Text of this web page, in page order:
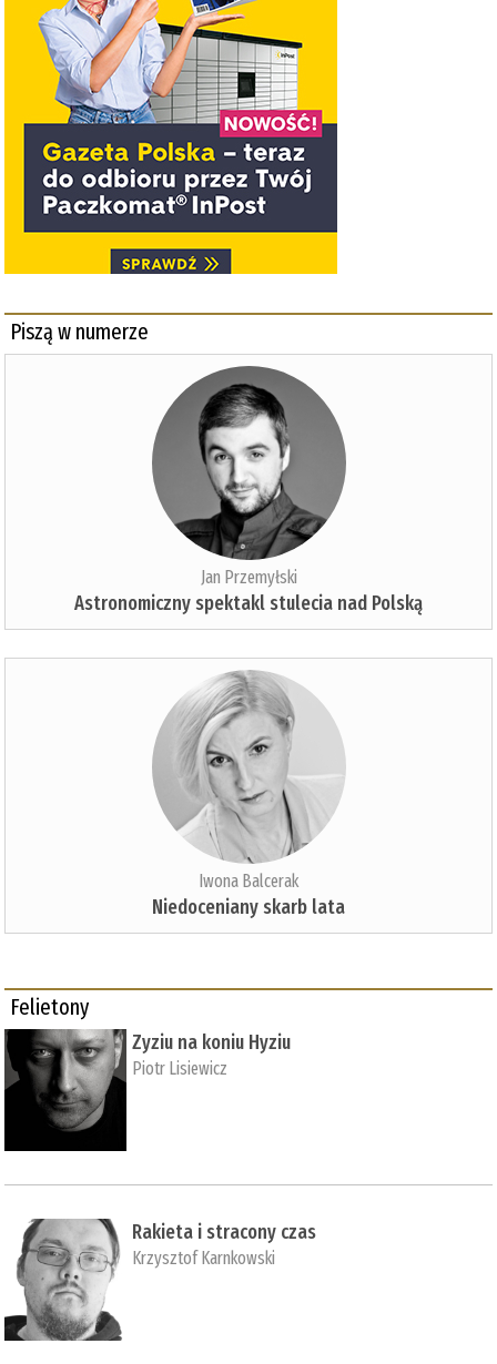
Piszą w numerze
Jan Przemyłski
Astronomiczny spektakl stulecia nad Polską
Iwona Balcerak
Niedoceniany skarb lata
Felietony
Zyziu na koniu Hyziu
Piotr Lisiewicz
Rakieta i stracony czas
Krzysztof Karnkowski